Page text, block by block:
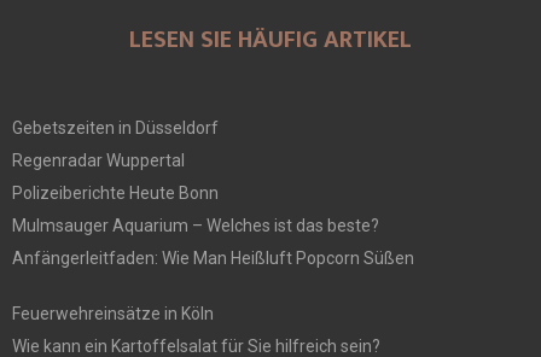
LESEN SIE HÄUFIG ARTIKEL
Gebetszeiten in Düsseldorf
Regenradar Wuppertal
Polizeiberichte Heute Bonn
Mulmsauger Aquarium – Welches ist das beste?
Anfängerleitfaden: Wie Man Heißluft Popcorn Süßen
Feuerwehreinsätze in Köln
Wie kann ein Kartoffelsalat für Sie hilfreich sein?